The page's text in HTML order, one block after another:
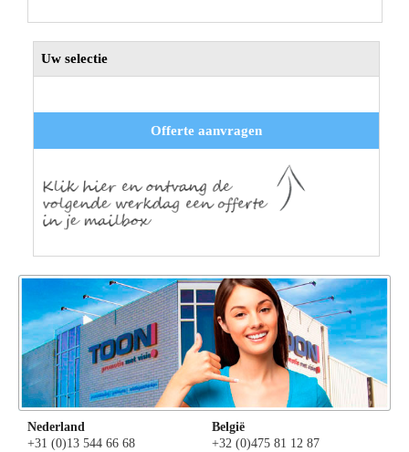
Uw selectie
Offerte aanvragen
Nederland
+31 (0)13 544 66 68
België
+32 (0)475 81 12 87